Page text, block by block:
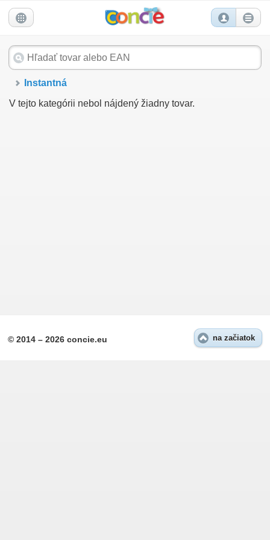
Instantná
V tejto kategórii nebol nájdený žiadny tovar.
na začiatok
© 2014 – 2026 concie.eu